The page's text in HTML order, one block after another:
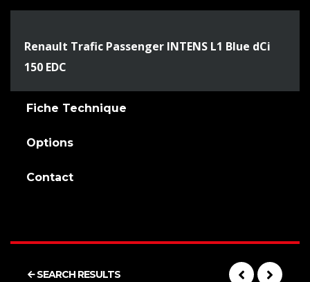
Renault Trafic Passenger INTENS L1 Blue dCi
150 EDC
Fiche Technique
Options
Contact
SEARCH RESULTS